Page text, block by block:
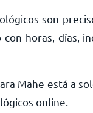
son
horas, días,
Mahe está a
online.